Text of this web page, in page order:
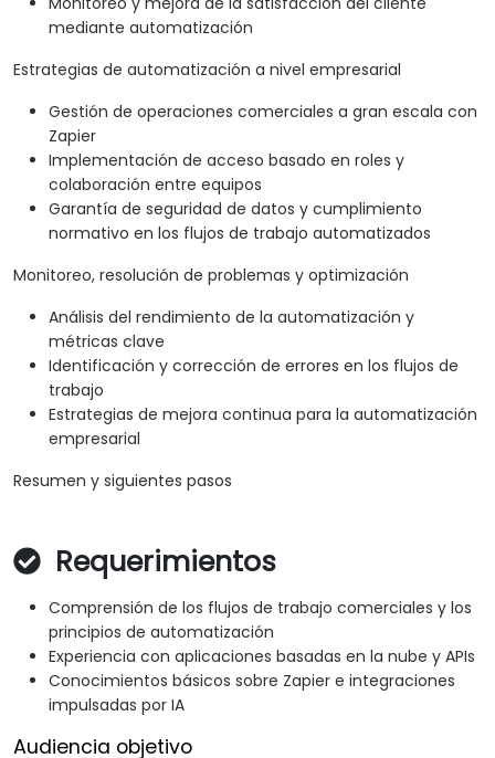
mediante automatización
Estrategias de automatización a nivel empresarial
Gestión de operaciones comerciales a gran escala con
Zapier
Implementación de acceso basado en roles y
colaboración entre equipos
Garantía de seguridad de datos y cumplimiento
normativo en los flujos de trabajo automatizados
Monitoreo, resolución de problemas y optimización
Análisis del rendimiento de la automatización y
métricas clave
Identificación y corrección de errores en los flujos de
trabajo
Estrategias de mejora continua para la automatización
empresarial
Resumen y siguientes pasos
Requerimientos
Comprensión de los flujos de trabajo comerciales y los
principios de automatización
Experiencia con aplicaciones basadas en la nube y APIs
Conocimientos básicos sobre Zapier e integraciones
impulsadas por IA
Audiencia objetivo